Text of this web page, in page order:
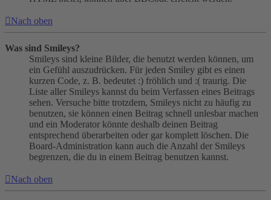
Nach oben
Was sind Smileys?
Smileys sind kleine Bilder, die benutzt werden können, um
ein Gefühl auszudrücken. Für jeden Smiley gibt es einen
kurzen Code, z. B. bedeutet :) fröhlich und :( traurig. Die
Liste aller Smileys kannst du beim Verfassen eines Beitrags
sehen. Versuche bitte trotzdem, Smileys nicht zu häufig zu
benutzen, sie können einen Beitrag schnell unlesbar machen
und ein Moderator könnte deshalb deinen Beitrag
entsprechend überarbeiten oder gar komplett löschen. Die
Board-Administration kann auch die Anzahl der Smileys
begrenzen, die du in einem Beitrag benutzen kannst.
Nach oben